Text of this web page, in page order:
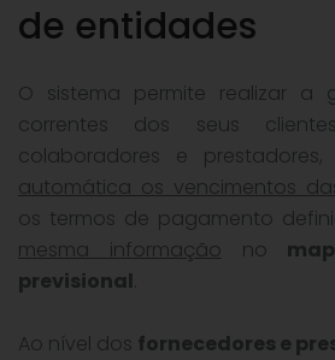
de entidades
O sistema permite realizar a
correntes dos seus
colaboradores e prestadores,
automática os vencimentos
os termos de pagamento
mesma informação no
previsional
Ao nível dos fornecedores e